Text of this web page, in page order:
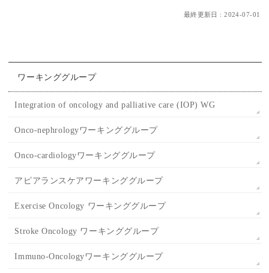
最終更新日 : 2024-07-01
ワーキンググループ
Integration of oncology and palliative care (IOP) WG
Onco-nephrologyワーキンググループ
Onco-cardiologyワーキンググループ
アピアランスケアワーキンググループ
Exercise Oncology ワーキンググループ
Stroke Oncology ワーキンググループ
Immuno-Oncologyワーキンググループ